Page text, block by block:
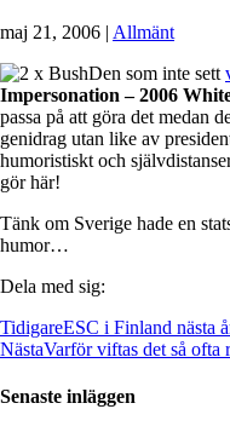
maj 21, 2006 | Allmänt
Den som inte sett
Impersonation – 2006
passa på att göra det medan
genidrag utan like av
humoristiskt och
gör här!
Tänk om Sverige hade en
humor…
Dela med sig:
TidigareESC i Finland nästa
NästaVarför viftas det så ofta
Senaste inläggen